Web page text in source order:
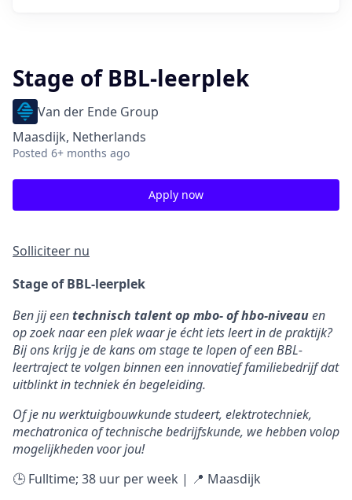
Stage of BBL-leerplek
Van der Ende Group
Maasdijk, Netherlands
Posted 6+ months ago
Apply now
Solliciteer nu
Stage of BBL-leerplek
Ben jij eentechnisch talent op mbo- of hbo-niveauen
op zoek naar een plek waar je écht iets leert in de praktijk?
Bij ons krijg je de kans om stage te lopen of een BBL-
leertraject te volgen binnen een innovatief familiebedrijf dat
uitblinkt in techniek én begeleiding.
Of je nu werktuigbouwkunde studeert, elektrotechniek,
mechatronica of technische bedrijfskunde, we hebben volop
mogelijkheden voor jou!
🕒 Fulltime; 38 uur per week | 📍 Maasdijk